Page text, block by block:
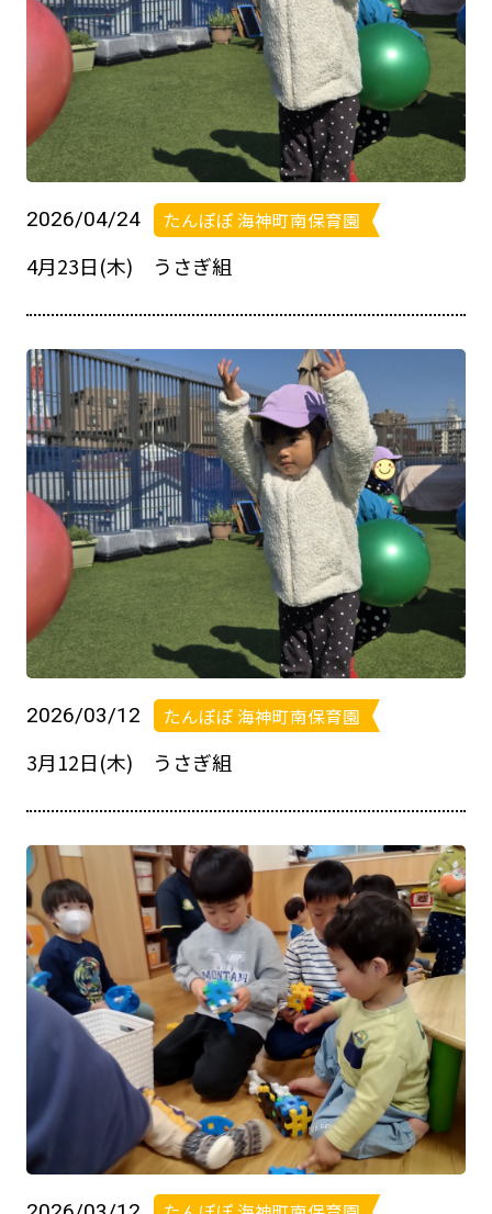
2026/04/24 たんぽぽ 海神町南保育園
4月23日(木) うさぎ組
2026/03/12 たんぽぽ 海神町南保育園
3月12日(木) うさぎ組